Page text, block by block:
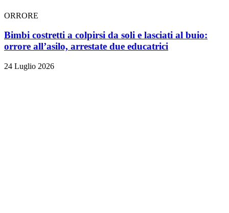
ORRORE
Bimbi costretti a colpirsi da soli e lasciati al buio:
orrore all’asilo, arrestate due educatrici
24 Luglio 2026